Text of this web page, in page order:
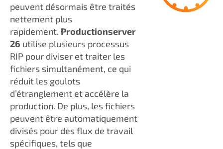
peuvent désormais être traités
nettement plus
rapidement. Productionserver
26 utilise plusieurs processus
RIP pour diviser et traiter les
fichiers simultanément, ce qui
réduit les goulots
d’étranglement et accélère la
production. De plus, les fichiers
peuvent être automatiquement
divisés pour des flux de travail
spécifiques, tels que